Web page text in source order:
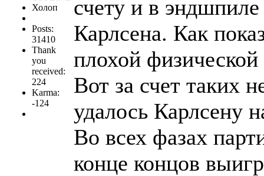
Холоп
Posts:
31410
Thank
you
received:
224
Karma:
-124
счету и в
Карлсена. Как
плохой
Вот за счет таких
удалось Карлсену
Во всех фазах
конце концов